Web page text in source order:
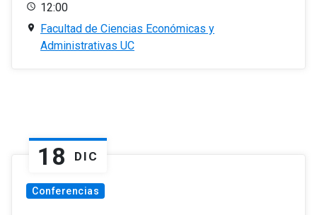
12:00
Facultad de Ciencias Económicas y
Administrativas UC
18 DIC
Conferencias